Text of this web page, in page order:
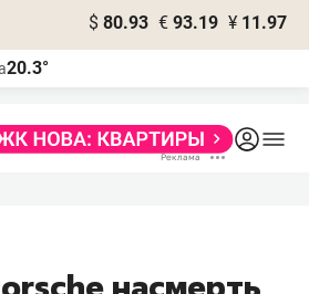
$ 80.93 € 93.19 ¥ 11.97
20.3°